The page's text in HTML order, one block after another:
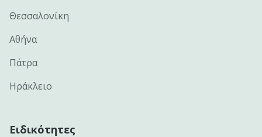
Θεσσαλονίκη
Αθήνα
Πάτρα
Ηράκλειο
Ειδικότητες